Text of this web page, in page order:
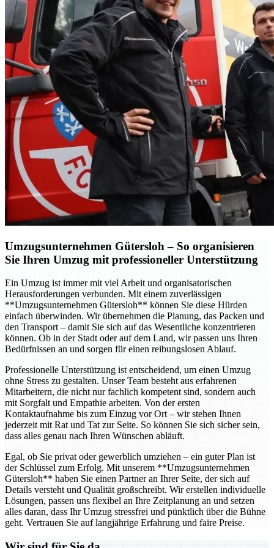
Umzugsunternehmen Gütersloh – So organisieren
Sie Ihren Umzug mit professioneller Unterstützung
Ein Umzug ist immer mit viel Arbeit und organisatorischen
Herausforderungen verbunden. Mit einem zuverlässigen
**Umzugsunternehmen Gütersloh** können Sie diese Hürden
einfach überwinden. Wir übernehmen die Planung, das Packen und
den Transport – damit Sie sich auf das Wesentliche konzentrieren
können. Ob in der Stadt oder auf dem Land, wir passen uns Ihren
Bedürfnissen an und sorgen für einen reibungslosen Ablauf.
Professionelle Unterstützung ist entscheidend, um einen Umzug
ohne Stress zu gestalten. Unser Team besteht aus erfahrenen
Mitarbeitern, die nicht nur fachlich kompetent sind, sondern auch
mit Sorgfalt und Empathie arbeiten. Von der ersten
Kontaktaufnahme bis zum Einzug vor Ort – wir stehen Ihnen
jederzeit mit Rat und Tat zur Seite. So können Sie sich sicher sein,
dass alles genau nach Ihren Wünschen abläuft.
Egal, ob Sie privat oder gewerblich umziehen – ein guter Plan ist
der Schlüssel zum Erfolg. Mit unserem **Umzugsunternehmen
Gütersloh** haben Sie einen Partner an Ihrer Seite, der sich auf
Details versteht und Qualität großschreibt. Wir erstellen individuelle
Lösungen, passen uns flexibel an Ihre Zeitplanung an und setzen
alles daran, dass Ihr Umzug stressfrei und pünktlich über die Bühne
geht. Vertrauen Sie auf langjährige Erfahrung und faire Preise.